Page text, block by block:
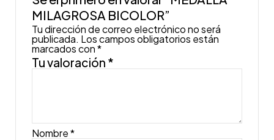
MILAGROSA BICOLOR”
Tu dirección de correo electrónico no será
publicada. Los campos obligatorios están
marcados con*
Tu valoración *
Nombre*